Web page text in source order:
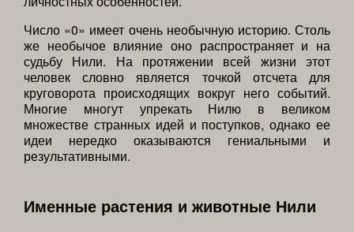
Число «0» имеет очень необычную историю. Столь
же необычое влияние оно распространяет и на
судьбу Нили. На протяжении всей жизни этот
человек словно является точкой отсчета для
круговорота происходящих вокруг него событий.
Многие многут упрекать Нилю в великом
множестве странных идей и поступков, однако ее
идеи нередко оказываются гениальными и
результативными.
Именные растения и животные Нили